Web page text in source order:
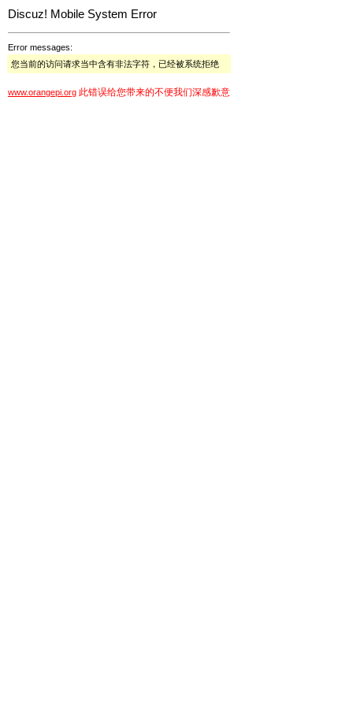
Discuz! Mobile System Error
Error messages:
您当前的访问请求当中含有非法字符，已经被系统拒绝
www.orangepi.org 此错误给您带来的不便我们深感歉意